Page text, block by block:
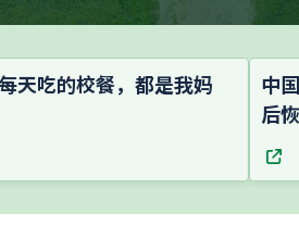
天吃的校餐，都是我妈
中
后